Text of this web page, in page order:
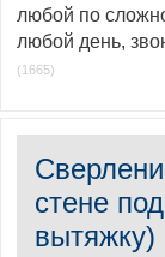
любой по
любой день,
(1665)
стене
вытяжку)